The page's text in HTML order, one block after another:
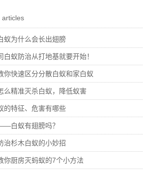
articles
蚁为什么会长出翅膀
蚁防治从打地基就要开始！
你快速区分分散白蚁和家白蚁
么精准灭杀白蚁，降低蚁害
的特征、危害有哪些
白蚁有翅膀吗？
治杉木白蚁的小妙招
你厨房灭蚂蚁的7个小方法